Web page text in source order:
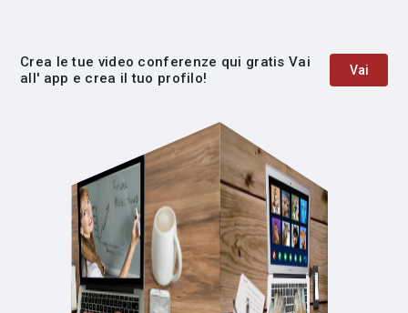
Crea le tue video conferenze qui gratis Vai
all' app e crea il tuo profilo!
Vai